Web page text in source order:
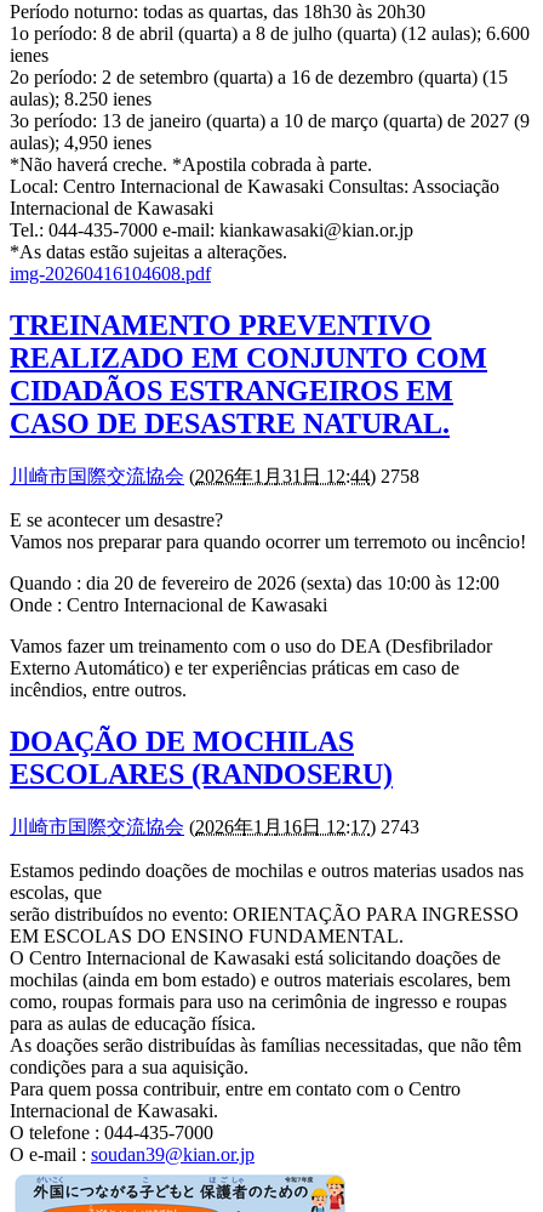
Período noturno: todas as quartas, das 18h30 às 20h30
1o período: 8 de abril (quarta) a 8 de julho (quarta) (12 aulas); 6.600
ienes
2o período: 2 de setembro (quarta) a 16 de dezembro (quarta) (15
aulas); 8.250 ienes
3o período: 13 de janeiro (quarta) a 10 de março (quarta) de 2027 (9
aulas); 4,950 ienes
*Não haverá creche. *Apostila cobrada à parte.
Local: Centro Internacional de Kawasaki Consultas: Associação
Internacional de Kawasaki
Tel.: 044-435-7000 e-mail: kiankawasaki@kian.or.jp
*As datas estão sujeitas a alterações.
img-20260416104608.pdf
TREINAMENTO PREVENTIVO
REALIZADO EM CONJUNTO COM
CIDADÃOS ESTRANGEIROS EM
CASO DE DESASTRE NATURAL.
川崎市国際交流協会 (2026年1月31日 12:44) 2758
E se acontecer um desastre?
Vamos nos preparar para quando ocorrer um terremoto ou incêncio!
Quando : dia 20 de fevereiro de 2026 (sexta) das 10:00 às 12:00
Onde : Centro Internacional de Kawasaki
Vamos fazer um treinamento com o uso do DEA (Desfibrilador
Externo Automático) e ter experiências práticas em caso de
incêndios, entre outros.
DOAÇÃO DE MOCHILAS
ESCOLARES (RANDOSERU)
川崎市国際交流協会 (2026年1月16日 12:17) 2743
Estamos pedindo doações de mochilas e outros materias usados nas
escolas, que
serão distribuídos no evento: ORIENTAÇÃO PARA INGRESSO
EM ESCOLAS DO ENSINO FUNDAMENTAL.
O Centro Internacional de Kawasaki está solicitando doações de
mochilas (ainda em bom estado) e outros materiais escolares, bem
como, roupas formais para uso na cerimônia de ingresso e roupas
para as aulas de educação física.
As doações serão distribuídas às famílias necessitadas, que não têm
condições para a sua aquisição.
Para quem possa contribuir, entre em contato com o Centro
Internacional de Kawasaki.
O telefone : 044-435-7000
O e-mail : soudan39@kian.or.jp